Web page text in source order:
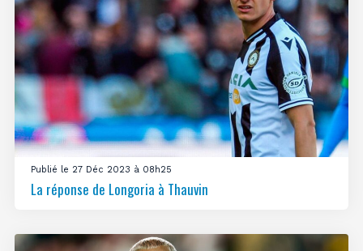
Publié le 27 Déc 2023 à 08h25
La réponse de Longoria à Thauvin